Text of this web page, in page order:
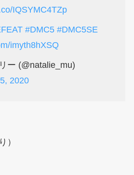
IQSYMC4TZp
#DMC5 #DMC5SE
imyth8hXSQ
ー (@natalie_mu)
2020
）